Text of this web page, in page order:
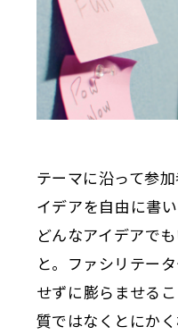
テーマに沿って参
イデアを自由に書
どんなアイデアで
と。ファシリテー
せずに膨らませる
質ではなくとにか